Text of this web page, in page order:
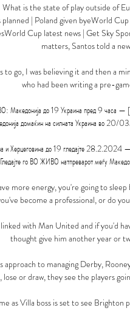
is the state of play outside of
planned | Poland given byeWorld
Cup latest news | Get Sky
matters, Santos told a
go, I was believing it and then a
who had been writing a pre-
Македонија до 19 Украина пред 9 часа
домаќин на силната Украина во 20/
и Херцеговина до 19 гледајте 28.2.2024
го ВО ЖИВО натпреварот меѓу
more energy, you're going to
become a professional, or do
with Man United and if you'd
thought give him another year or
approach to managing Derby,
lose or draw, they see the players
as Villa boss is set to see